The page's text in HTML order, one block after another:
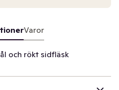
Varor
och rökt sidfläsk